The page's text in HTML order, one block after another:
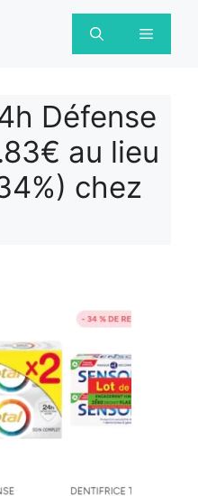
Menu
Défense
au lieu
chez